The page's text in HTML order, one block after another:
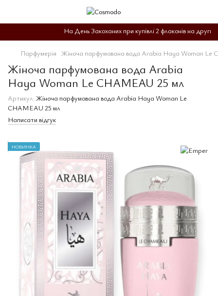
На День Закоханих при купівлі 2 флаконів на другий
Парфумерія Жіноча парфумована вода Arabia Haya Woman Le
Жіноча парфумована вода Arabia
Haya Woman Le CHAMEAU 25 мл
Артикул: Жіноча парфумована вода Arabia Haya Woman Le
CHAMEAU 25 мл
Написати відгук
НОВИНКА